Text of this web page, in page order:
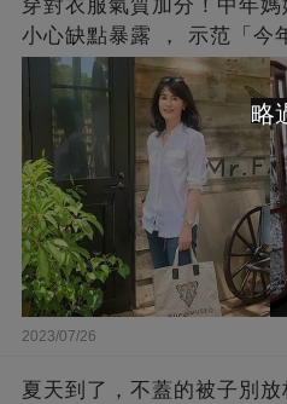
穿對衣服氣質加分！中年媽
小心缺點暴露 ， 示范「今
下半身
2023/07/26
夏天到了，不蓋的被子別
略